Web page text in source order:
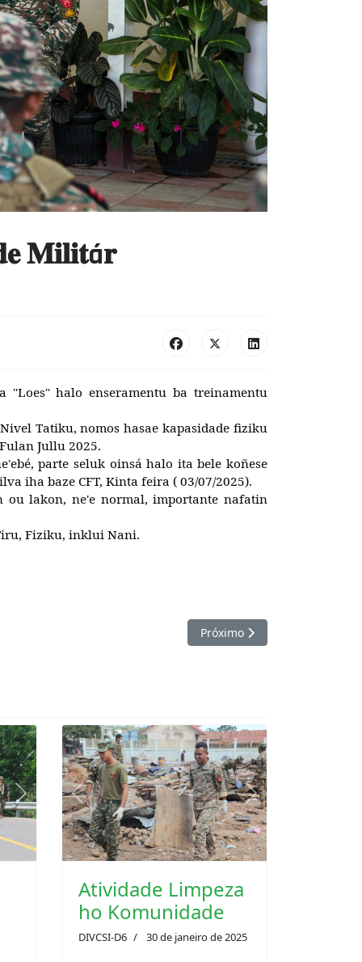
𝐌𝐢𝐥𝐢𝐭á𝐫
"Loes" halo enseramentu ba treinamentu
Tatiku, nomos hasae kapasidade fiziku
Jullu 2025.
parte seluk oinsá halo ita bele koñese
iha baze CFT, Kinta feira ( 03/07/2025).
ou lakon, ne'e normal, importante nafatin
Fiziku, inklui Nani.
Próximo artigo: Komando
Próximo
Previous Next
Atividade Limpeza
ho Komunidade
DIVCSI-D6 30 de janeiro de 2025